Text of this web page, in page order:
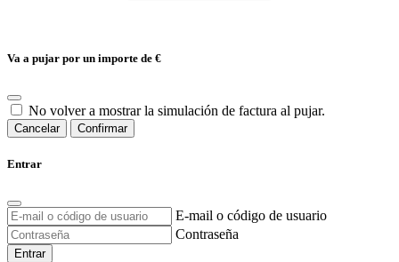
Va a pujar por un importe de €
No volver a mostrar la simulación de factura al pujar.
Cancelar Confirmar
Entrar
E-mail o código de usuario
Contraseña
Entrar